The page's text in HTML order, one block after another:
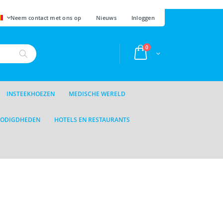
Neem contact met ons op Nieuws Inloggen
Cart
0producten
INSTEEKHOEZEN MEDISCHE WERELD
HOTELS EN RESTAURANTS